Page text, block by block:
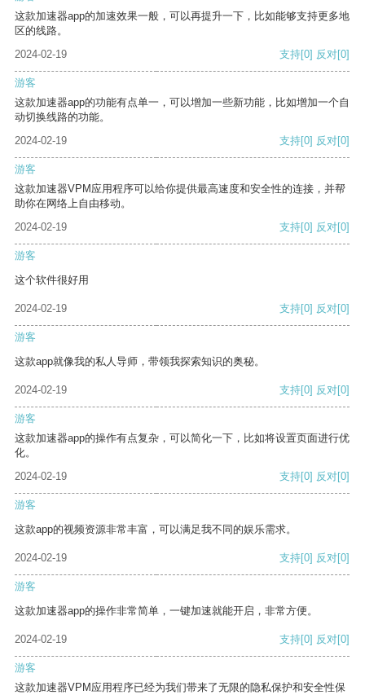
这款加速器app的加速效果一般，可以再提升一下，比如能够支持更多地
区的线路。
2024-02-19
支持[0] 反对[0]
游客
这款加速器app的功能有点单一，可以增加一些新功能，比如增加一个自
动切换线路的功能。
2024-02-19
支持[0] 反对[0]
游客
这款加速器VPM应用程序可以给你提供最高速度和安全性的连接，并帮
助你在网络上自由移动。
2024-02-19
支持[0] 反对[0]
游客
这个软件很好用
2024-02-19 支持[0] 反对[0]
游客
这款app就像我的私人导师，带领我探索知识的奥秘。
2024-02-19 支持[0] 反对[0]
游客
这款加速器app的操作有点复杂，可以简化一下，比如将设置页面进行优
化。
2024-02-19
支持[0] 反对[0]
游客
这款app的视频资源非常丰富，可以满足我不同的娱乐需求。
2024-02-19 支持[0] 反对[0]
游客
这款加速器app的操作非常简单，一键加速就能开启，非常方便。
2024-02-19 支持[0] 反对[0]
游客
这款加速器VPM应用程序已经为我们带来了无限的隐私保护和安全性保